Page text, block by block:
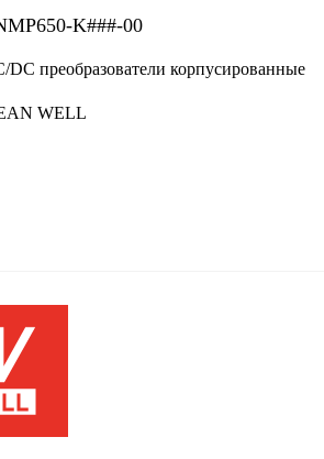
K###-00
DC преобразователи корпусированные
WELL